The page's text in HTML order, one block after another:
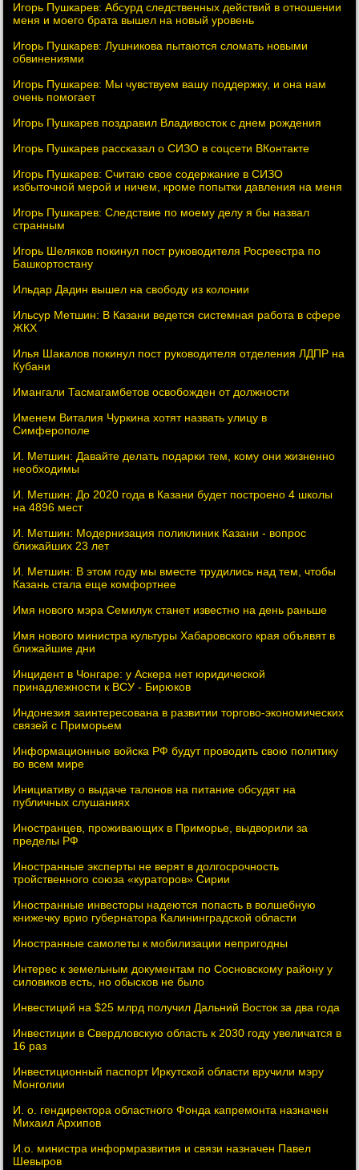
Игорь Пушкарев: Абсурд следственных действий в отношении
меня и моего брата вышел на новый уровень
Игорь Пушкарев: Лушникова пытаются сломать новыми
обвинениями
Игорь Пушкарев: Мы чувствуем вашу поддержку, и она нам
очень помогает
Игорь Пушкарев поздравил Владивосток с днем рождения
Игорь Пушкарев рассказал о СИЗО в соцсети ВКонтакте
Игорь Пушкарев: Считаю свое содержание в СИЗО
избыточной мерой и ничем, кроме попытки давления на меня
Игорь Пушкарев: Следствие по моему делу я бы назвал
странным
Игорь Шеляков покинул пост руководителя Росреестра по
Башкортостану
Ильдар Дадин вышел на свободу из колонии
Ильсур Метшин: В Казани ведется системная работа в сфере
ЖКХ
Илья Шакалов покинул пост руководителя отделения ЛДПР на
Кубани
Имангали Тасмагамбетов освобожден от должности
Именем Виталия Чуркина хотят назвать улицу в
Симферополе
И. Метшин: Давайте делать подарки тем, кому они жизненно
необходимы
И. Метшин: До 2020 года в Казани будет построено 4 школы
на 4896 мест
И. Метшин: Модернизация поликлиник Казани - вопрос
ближайших 23 лет
И. Метшин: В этом году мы вместе трудились над тем, чтобы
Казань стала еще комфортнее
Имя нового мэра Семилук станет известно на день раньше
Имя нового министра культуры Хабаровского края объявят в
ближайшие дни
Инцидент в Чонгаре: у Аскера нет юридической
принадлежности к ВСУ - Бирюков
Индонезия заинтересована в развитии торгово-экономических
связей с Приморьем
Информационные войска РФ будут проводить свою политику
во всем мире
Инициативу о выдаче талонов на питание обсудят на
публичных слушаниях
Иностранцев, проживающих в Приморье, выдворили за
пределы РФ
Иностранные эксперты не верят в долгосрочность
тройственного союза «кураторов» Сирии
Иностранные инвесторы надеются попасть в волшебную
книжечку врио губернатора Калининградской области
Иностранные самолеты к мобилизации непригодны
Интерес к земельным документам по Сосновскому району у
силовиков есть, но обысков не было
Инвестиций на $25 млрд получил Дальний Восток за два года
Инвестиции в Свердловскую область к 2030 году увеличатся в
16 раз
Инвестиционный паспорт Иркутской области вручили мэру
Монголии
И. о. гендиректора областного Фонда капремонта назначен
Михаил Архипов
И.о. министра информразвития и связи назначен Павел
Шевыров